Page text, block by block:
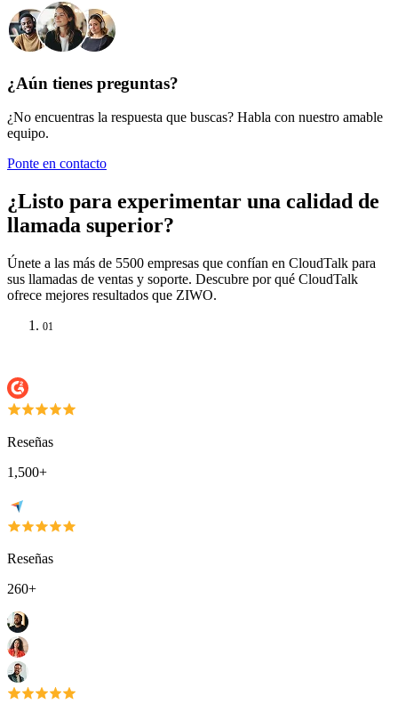
¿Aún tienes preguntas?
¿No encuentras la respuesta que buscas? Habla con nuestro amable
equipo.
Ponte en contacto
¿Listo para experimentar una calidad de
llamada superior?
Únete a las más de 5500 empresas que confían en CloudTalk para
sus llamadas de ventas y soporte. Descubre por qué CloudTalk
ofrece mejores resultados que ZIWO.
01
Reseñas
1,500+
Reseñas
260+